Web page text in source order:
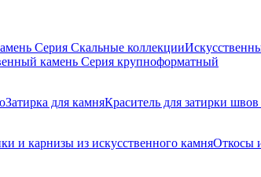
Серия Скальные коллекции
камень Серия крупноформатный
Затирка для камняКраситель для затирки
и карнизы из искусственного камняОткосы